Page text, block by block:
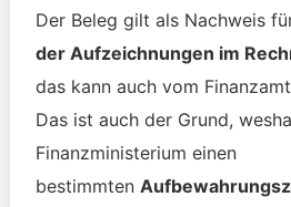
Der Beleg gilt als Nachweis
der Aufzeichnungen im
das kann auch vom
Das ist auch der Grund,
Finanzministerium einen
bestimmten